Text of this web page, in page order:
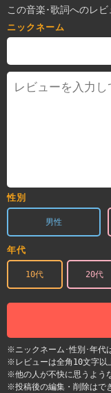
この音楽･歌詞へのレ
ニックネーム
性別
男性
年代
10代 20代
※ニックネーム･性別･年代
※レビューは全角10文字以
※他の人が不快に思うよう
※投稿後の編集・削除はで